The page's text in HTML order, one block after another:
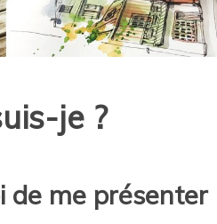
je ?
de me présenter